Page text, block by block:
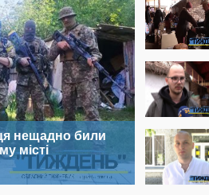
нещадно били
місті